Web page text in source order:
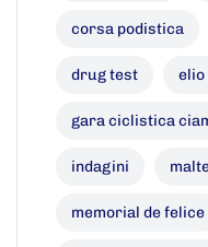
corsa podistica
drug test elio
gara ciclistica
indagini
memorial de felice